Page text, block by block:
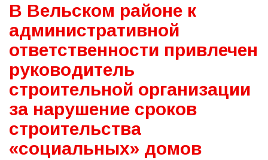
В Вельском районе к
административной
ответственности привлечен
руководитель
строительной организации
за нарушение сроков
строительства
«социальных» домов